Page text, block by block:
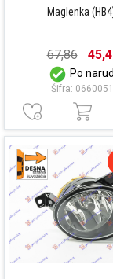
Maglenka
67,86
Po
Šifra: